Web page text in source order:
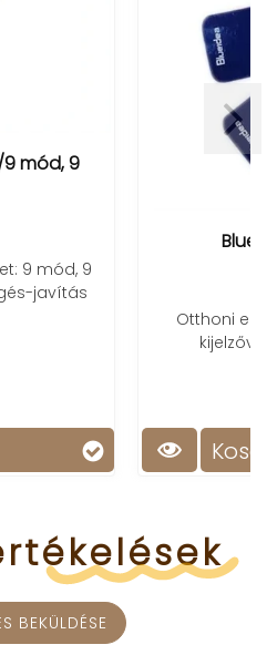
készülék
6 490 Ft
izomstimuláló gép, színes
funkcióval, 4 tappancsal.
BEKÜLDÉSE